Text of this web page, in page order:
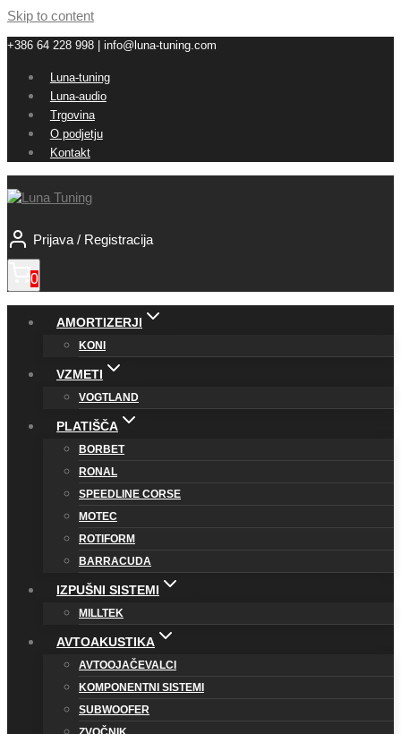
Skip to content
+386 64 228 998 | info@luna-tuning.com
Luna-tuning
Luna-audio
Trgovina
O podjetju
Kontakt
Prijava / Registracija
0
AMORTIZERJI
KONI
VZMETI
VOGTLAND
PLATIŠČA
BORBET
RONAL
SPEEDLINE CORSE
MOTEC
ROTIFORM
BARRACUDA
IZPUŠNI SISTEMI
MILLTEK
AVTOAKUSTIKA
AVTOOJAČEVALCI
KOMPONENTNI SISTEMI
SUBWOOFER